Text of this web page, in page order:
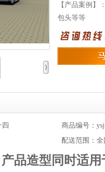
【产品案例】
包头等等
商品编号：
配送范围：全
产品造型同时适